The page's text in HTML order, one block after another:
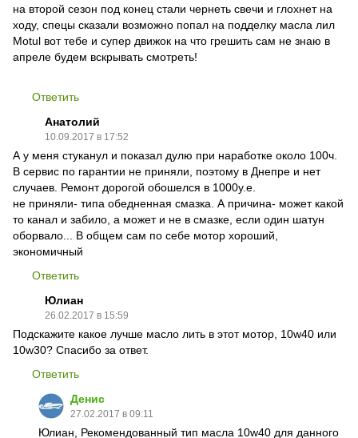
на второй сезон под конец стали чернеть свечи и глохнет на
ходу, спецы сказали возможно попал на подделку масла лил
Motul вот тебе и супер движок на что грешить сам не знаю в
апреле будем вскрывать смотреть!
Ответить
Анатолий
10.09.2017 в 17:52
А у меня стуканул и показал дулю при наработке около 100ч.
В сервис по гарантии не приняли, поэтому в Днепре и нет
случаев. Ремонт дорогой обошелся в 1000у.е.
не приняли- типа обедненная смазка. А причина- может какой
то канал и забило, а может и не в смазке, если один шатун
оборвало... В общем сам по себе мотор хороший,
экономичный
Ответить
Юлиан
26.02.2017 в 15:59
Подскажите какое лучше масло лить в этот мотор, 10w40 или
10w30? Спасибо за ответ.
Ответить
Денис
27.02.2017 в 09:11
Юлиан, Рекомендованный тип масла 10w40 для данного